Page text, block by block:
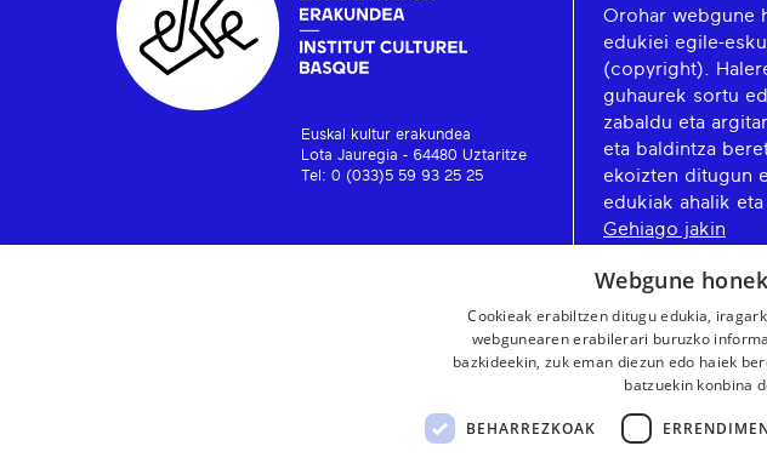
Euskal kultur erakundea
Lota Jauregia - 64480 Uztaritze
Tel: 0 (033)5 59 93 25 25
Orohar webgune
edukiei egile-
(copyright).
guhaurek sortu
zabaldu eta
eta baldintza
ekoizten ditugun
edukiak ahalik
Gehiago jakin
Webgune
Cookieak erabiltzen ditugu edukia,
webgunearen erabilerari buruzko
bazkideekin, zuk eman diezun edo haiek
batzuekin konbina
BEHARREZKOAK